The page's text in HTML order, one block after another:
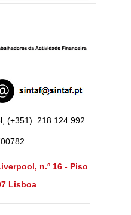
(+351) 218 124 992
n.º 16 - Piso
Lisboa